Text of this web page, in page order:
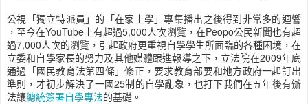
公視「獨立特派員」的「在家上學」專集播出之後得到非常多的迴響
，至今在YouTube上有超過5,000人次瀏覽，在Peopo公民新聞也有超
過7,000人次的瀏覽，引起政府更重視自學學生所面臨的各種困境，在
立委和自學家長的努力及其他媒體跟進報導之下，立法院在2009年底
通過「國民教育法第四條」修正，要求教育部要和地方政府一起訂出
準則，才初步解決了一國25制的自學亂象，也打下我們在五年後有辦
法讓總統簽署自學專法的基礎。